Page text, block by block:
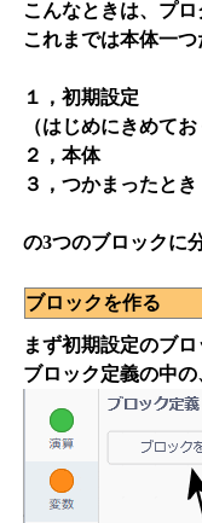
こんなときは、プ
これまでは本体一
１，初期設定
（はじめにきめてお
２，本体
３，つかまったとき
の3つのブロックに
ブロックを作る
まず初期設定のブ
ブロック定義の中